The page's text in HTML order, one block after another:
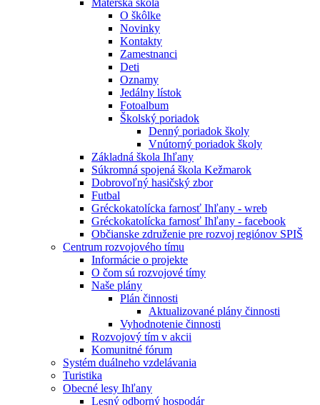
Materská škola
O škôlke
Novinky
Kontakty
Zamestnanci
Deti
Oznamy
Jedálny lístok
Fotoalbum
Školský poriadok
Denný poriadok školy
Vnútorný poriadok školy
Základná škola Ihľany
Súkromná spojená škola Kežmarok
Dobrovoľný hasičský zbor
Futbal
Gréckokatolícka farnosť Ihľany - wreb
Gréckokatolícka farnosť Ihľany - facebook
Občianske združenie pre rozvoj regiónov SPIŠ
Centrum rozvojového tímu
Informácie o projekte
O čom sú rozvojové tímy
Naše plány
Plán činnosti
Aktualizované plány činnosti
Vyhodnotenie činnosti
Rozvojový tím v akcii
Komunitné fórum
Systém duálneho vzdelávania
Turistika
Obecné lesy Ihľany
Lesný odborný hospodár